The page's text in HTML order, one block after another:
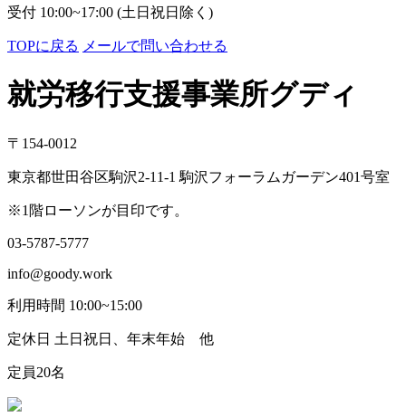
受付 10:00~17:00 (土日祝日除く)
TOPに戻る メールで問い合わせる
就労移行支援事業所グディ
〒154-0012
東京都世田谷区駒沢2-11-1 駒沢フォーラムガーデン401号室
※1階ローソンが目印です。
03-5787-5777
info@goody.work
利用時間 10:00~15:00
定休日 土日祝日、年末年始 他
定員20名